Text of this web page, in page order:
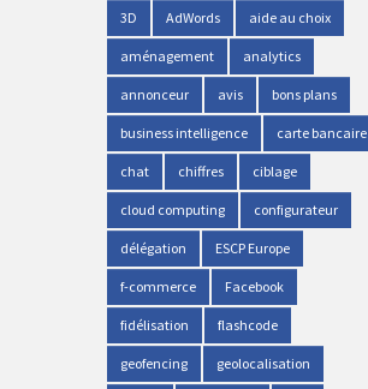
3D AdWords aide au choix
aménagement analytics
annonceur avis bons plans
business intelligence carte bancaire
chat chiffres ciblage
cloud computing configurateur
délégation ESCP Europe
f-commerce Facebook
fidélisation flashcode
geofencing geolocalisation